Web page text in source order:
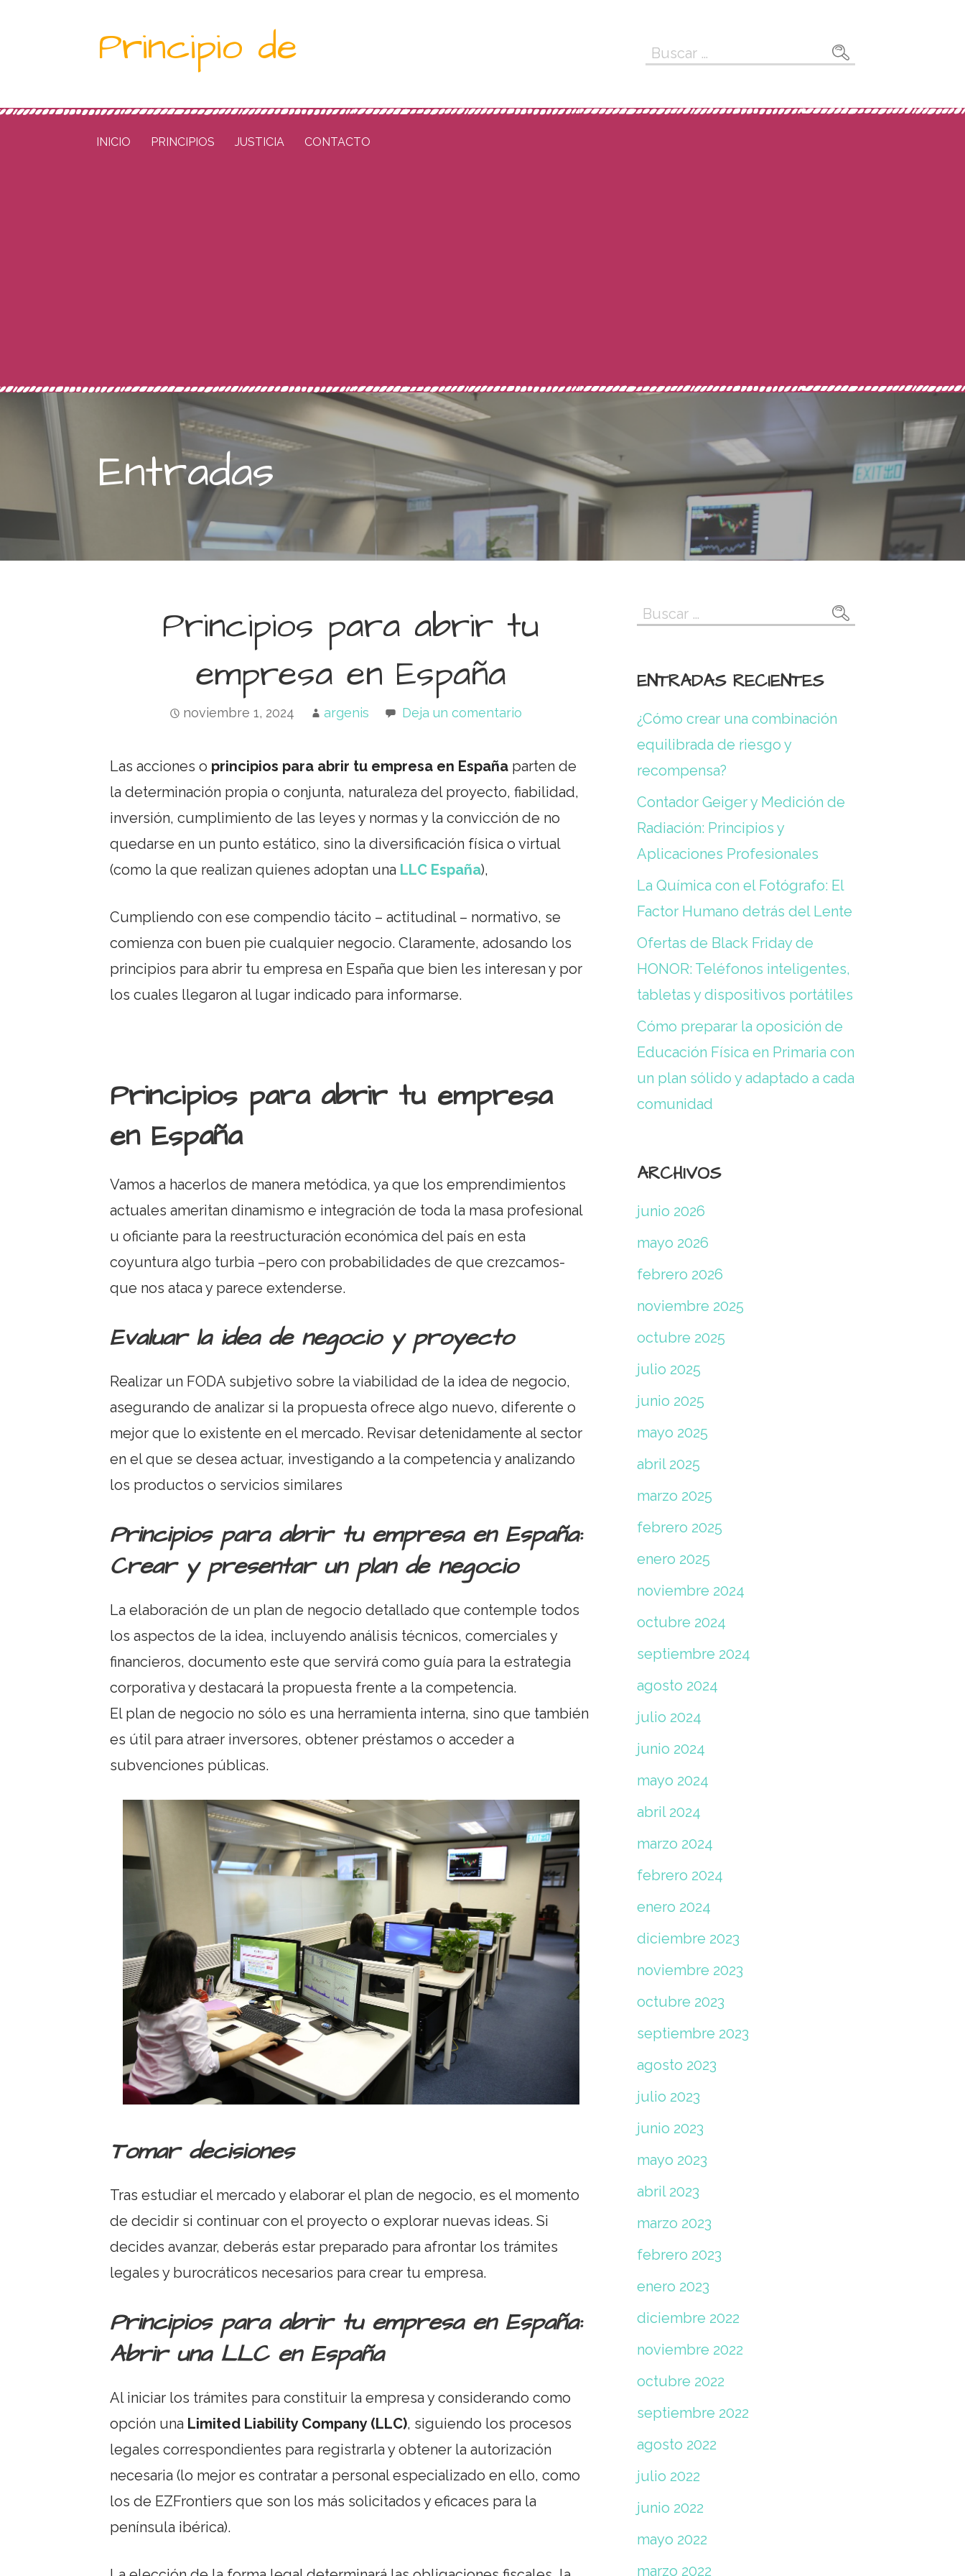
Principio de Buscar:
INICIO PRINCIPIOS JUSTICIA CONTACTO
Entradas
Principios para abrir tu
empresa en España
noviembre 1, 2024 argenis Deja un comentario
Las acciones o principios para abrir tu empresa en España parten de
la determinación propia o conjunta, naturaleza del proyecto, fiabilidad,
inversión, cumplimiento de las leyes y normas y la convicción de no
quedarse en un punto estático, sino la diversificación física o virtual
(como la que realizan quienes adoptan una LLC España),
Cumpliendo con ese compendio tácito – actitudinal – normativo, se
comienza con buen pie cualquier negocio. Claramente, adosando los
principios para abrir tu empresa en España que bien les interesan y por
los cuales llegaron al lugar indicado para informarse.
Principios para abrir tu empresa
en España
Vamos a hacerlos de manera metódica, ya que los emprendimientos
actuales ameritan dinamismo e integración de toda la masa profesional
u oficiante para la reestructuración económica del país en esta
coyuntura algo turbia –pero con probabilidades de que crezcamos-
que nos ataca y parece extenderse.
Evaluar la idea de negocio y proyecto
Realizar un FODA subjetivo sobre la viabilidad de la idea de negocio,
asegurando de analizar si la propuesta ofrece algo nuevo, diferente o
mejor que lo existente en el mercado. Revisar detenidamente al sector
en el que se desea actuar, investigando a la competencia y analizando
los productos o servicios similares
Principios para abrir tu empresa en España:
Crear y presentar un plan de negocio
La elaboración de un plan de negocio detallado que contemple todos
los aspectos de la idea, incluyendo análisis técnicos, comerciales y
financieros, documento este que servirá como guía para la estrategia
corporativa y destacará la propuesta frente a la competencia.
El plan de negocio no sólo es una herramienta interna, sino que también
es útil para atraer inversores, obtener préstamos o acceder a
subvenciones públicas.
Tomar decisiones
Tras estudiar el mercado y elaborar el plan de negocio, es el momento
de decidir si continuar con el proyecto o explorar nuevas ideas. Si
decides avanzar, deberás estar preparado para afrontar los trámites
legales y burocráticos necesarios para crear tu empresa.
Principios para abrir tu empresa en España:
Abrir una LLC en España
Al iniciar los trámites para constituir la empresa y considerando como
opción una Limited Liability Company (LLC), siguiendo los procesos
legales correspondientes para registrarla y obtener la autorización
necesaria (lo mejor es contratar a personal especializado en ello, como
los de EZFrontiers que son los más solicitados y eficaces para la
península ibérica).
Buscar:
ENTRADAS RECIENTES
¿Cómo crear una combinación
equilibrada de riesgo y
recompensa?
Contador Geiger y Medición de
Radiación: Principios y
Aplicaciones Profesionales
La Química con el Fotógrafo: El
Factor Humano detrás del Lente
Ofertas de Black Friday de
HONOR: Teléfonos inteligentes,
tabletas y dispositivos portátiles
Cómo preparar la oposición de
Educación Física en Primaria con
un plan sólido y adaptado a cada
comunidad
ARCHIVOS
junio 2026
mayo 2026
febrero 2026
noviembre 2025
octubre 2025
julio 2025
junio 2025
mayo 2025
abril 2025
marzo 2025
febrero 2025
enero 2025
noviembre 2024
octubre 2024
septiembre 2024
agosto 2024
julio 2024
junio 2024
mayo 2024
abril 2024
marzo 2024
febrero 2024
enero 2024
diciembre 2023
noviembre 2023
octubre 2023
septiembre 2023
agosto 2023
julio 2023
junio 2023
mayo 2023
abril 2023
marzo 2023
febrero 2023
enero 2023
diciembre 2022
noviembre 2022
octubre 2022
septiembre 2022
agosto 2022
julio 2022
junio 2022
mayo 2022
marzo 2022